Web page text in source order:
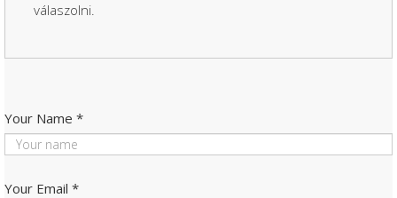
válaszolni.
Your Name *
Your Email *